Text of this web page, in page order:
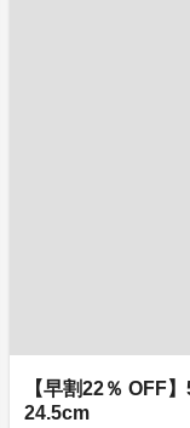
【早割22％ OFF
24.5cm